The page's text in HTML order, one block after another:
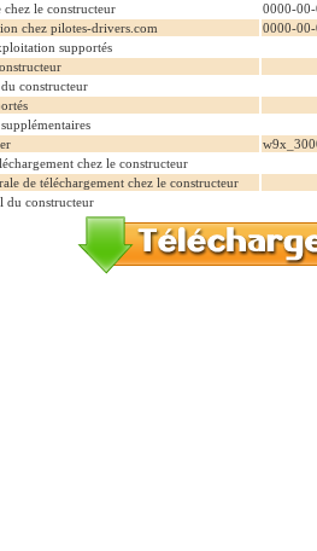
chez le constructeur
0000-
chez pilotes-drivers.com
0000-
supportés
constructeur
chez le constructeur
de téléchargement chez le constructeur
du constructeur